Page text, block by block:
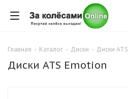
Главная - Каталог - Диски - Диски ATS
Диски ATS Emotion